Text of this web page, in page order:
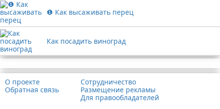
❶ Как высаживать перец
Как посадить виноград
О проекте
Обратная связь
Сотрудничество
Размещение рекламы
Для правообладателей